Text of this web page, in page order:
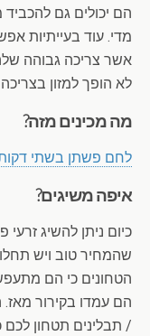
הם יכולים גם
מדי. עוד בעייתיות
אשר צריכה גבוהה
לא הופך למזון
מה מכינים מזה?
לחם פשתן בשתי
איפה משיגים?
כיום ניתן להשיג
שהמחיר טוב ויש
הטחונים כי הם
הם עמדו בקירור
/ תבלינים תטחון